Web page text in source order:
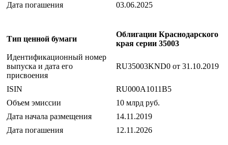
Дата погашения
03.06.2025
Тип ценной бумаги
Облигации Краснодарского
края серии 35003
Идентификационный номер
выпуска и дата его
присвоения
RU35003KND0 от 31.10.2019
ISIN
RU000A1011B5
Объем эмиссии
10 млрд руб.
Дата начала размещения
14.11.2019
Дата погашения
12.11.2026